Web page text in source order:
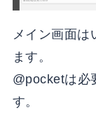
メイン画面は
ます。
@pocketは必
す。